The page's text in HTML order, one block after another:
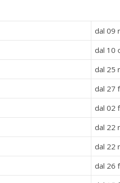
dal 09
dal 10
dal 25
dal 27
dal 02
dal 22
dal 22
dal 26